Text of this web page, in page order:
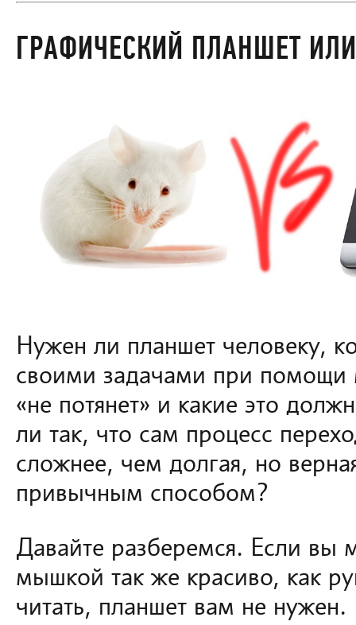
ГРАФИЧЕСКИЙ ПЛАНШЕТ
Нужен ли планшет человеку,
своими задачами при
«не потянет» и какие это
ли так, что сам процесс
сложнее, чем долгая, но
привычным способом?
Давайте разберемся. Если вы
мышкой так же красиво, как
читать, планшет вам не